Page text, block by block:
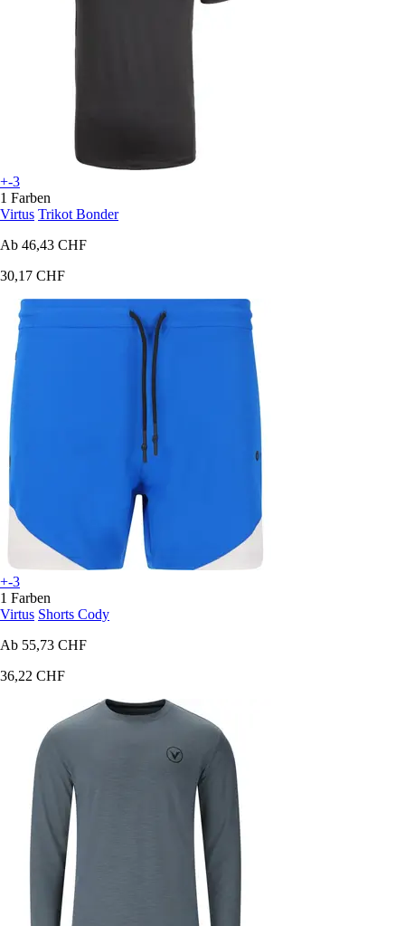
+-3
1 Farben
Virtus Trikot Bonder
Ab 46,43 CHF
30,17 CHF
+-3
1 Farben
Virtus Shorts Cody
Ab 55,73 CHF
36,22 CHF